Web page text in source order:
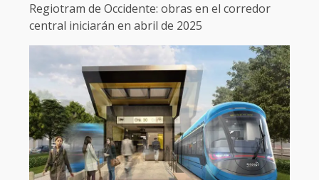
Regiotram de Occidente: obras en el corredor
central iniciarán en abril de 2025